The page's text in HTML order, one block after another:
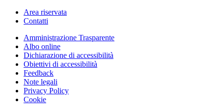
Area riservata
Contatti
Amministrazione Trasparente
Albo online
Dichiarazione di accessibilità
Obiettivi di accessibilità
Feedback
Note legali
Privacy Policy
Cookie